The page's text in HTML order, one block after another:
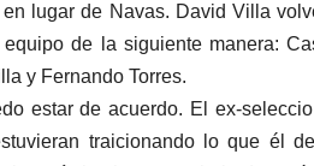
lugar de Navas. David Villa
de la siguiente manera:
y Fernando Torres.
estar de acuerdo. El ex-
traicionando lo que él